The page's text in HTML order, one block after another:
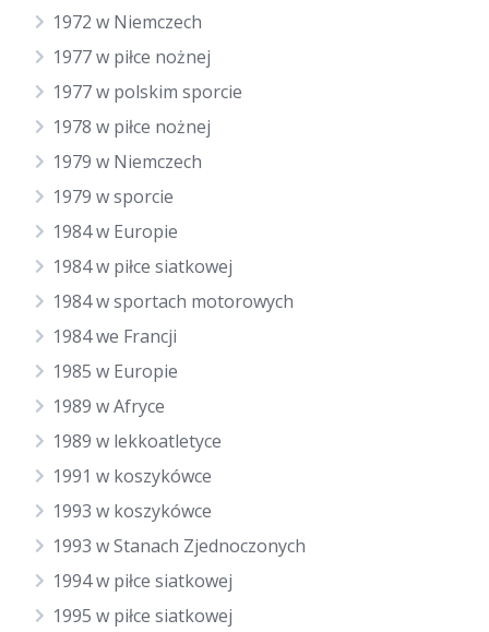
1972 w Niemczech
1977 w piłce nożnej
1977 w polskim sporcie
1978 w piłce nożnej
1979 w Niemczech
1979 w sporcie
1984 w Europie
1984 w piłce siatkowej
1984 w sportach motorowych
1984 we Francji
1985 w Europie
1989 w Afryce
1989 w lekkoatletyce
1991 w koszykówce
1993 w koszykówce
1993 w Stanach Zjednoczonych
1994 w piłce siatkowej
1995 w piłce siatkowej